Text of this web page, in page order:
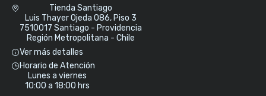
Tienda Santiago
Luis Thayer Ojeda 086, Piso 3
7510017 Santiago - Providencia
Región Metropolitana - Chile
Ver más detalles
Horario de Atención
Lunes a viernes
10:00 a 18:00 hrs